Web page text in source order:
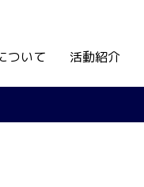
ついて 活動紹介